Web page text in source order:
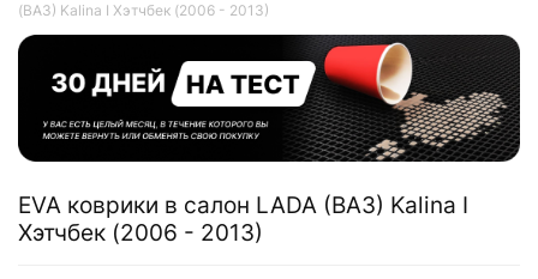
(ВАЗ) Kalina I Хэтчбек (2006 - 2013)
EVA коврики в салон LADA (ВАЗ) Kalina I
Хэтчбек (2006 - 2013)